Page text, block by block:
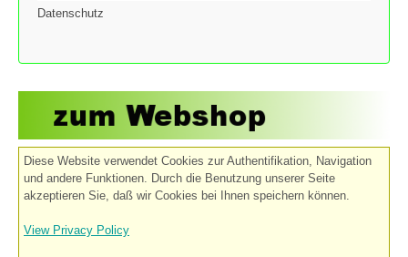
Datenschutz
Diese Website verwendet Cookies zur Authentifikation, Navigation
und andere Funktionen. Durch die Benutzung unserer Seite
akzeptieren Sie, daß wir Cookies bei Ihnen speichern können.
View Privacy Policy